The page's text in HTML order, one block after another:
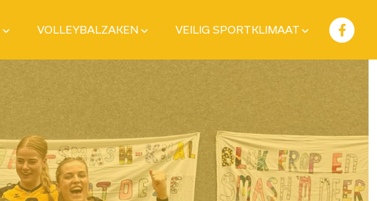
VOLLEYBALZAKEN VEILIG SPORTKLIMAAT